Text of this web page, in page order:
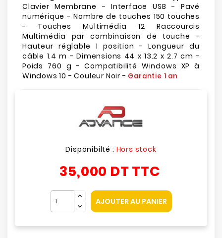
Clavier Membrane - Interface USB - Pavé
numérique - Nombre de touches 150 touches
- Touches Multimédia 12 Raccourcis
Multimédia par combinaison de touche -
Hauteur réglable 1 position - Longueur du
câble 1.4 m - Dimensions 44 x 13.2 x 2.7 cm -
Poids 760 g - Compatibilité Windows XP à
Windows 10 - Couleur Noir - Garantie 1 an
Disponibilté : Hors stock
35,000 DT TTC
AJOUTER AU PANIER